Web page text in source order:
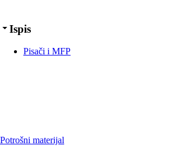
Potrošni materijal
Ispis
Pisači i MFP